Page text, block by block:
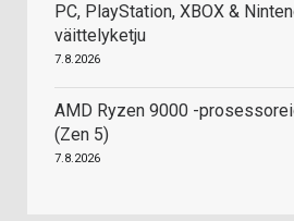
PC, PlayStation, XBOX &
väittelyketju
7.8.2026
AMD Ryzen 9000 -
(Zen 5)
7.8.2026